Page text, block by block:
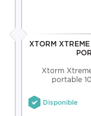
XTORM
Xtorm
portable
Disponible